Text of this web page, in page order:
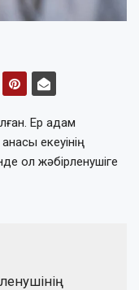
Ер адам
екеуінің
ол жәбірленушіге